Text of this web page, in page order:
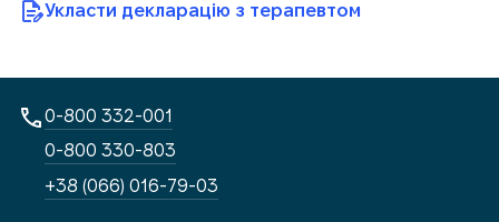
Укласти декларацію з терапевтом
0-800 332-001
0-800 330-803
+38 (066) 016-79-03